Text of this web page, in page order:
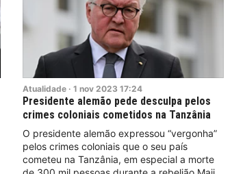
Atualidade · 1 nov 2023 17:24
Presidente alemão pede desculpa pelos
crimes coloniais cometidos na Tanzânia
O presidente alemão expressou “vergonha”
pelos crimes coloniais que o seu país
cometeu na Tanzânia, em especial a morte